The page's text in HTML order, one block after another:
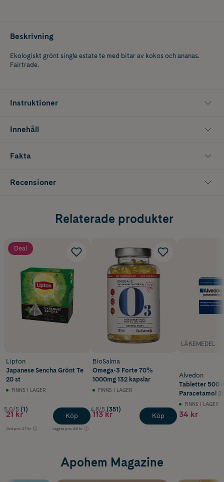
Beskrivning
Ekologiskt grönt single estate te med bitar av kokos och ananas.
Fairtrade.
Instruktioner
Innehåll
Fakta
Recensioner
Relaterade produkter
Deal
Lipton
Japanese Sencha Grönt Te
20 st
FINNS I LAGER
5.0/5 (1)
21 kr
Ord.pris 27 kr Lägsta pris 26 kr
Köp
BioSalma
Omega-3 Forte 70%
1000mg 132 kapslar
FINNS I LAGER
4.8/5 (351)
113 kr Köp
LÄKEMEDEL
Alvedon
Tabletter 500
Paracetamol
FINNS I LAGER
34 kr
Apohem Magazine